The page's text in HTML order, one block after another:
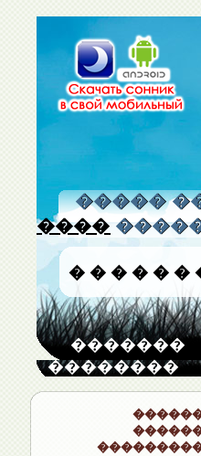
�����
����
� � � � � �
�������
��������